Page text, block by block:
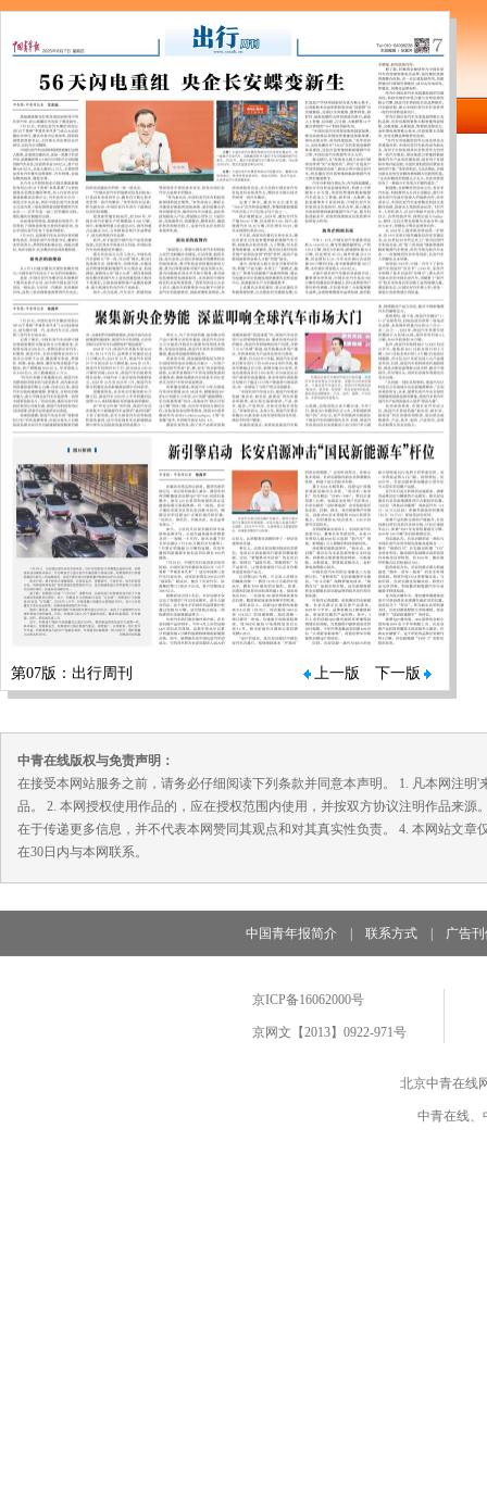
第07版：出行周刊 上一版 下一版
中青在线版权与免责声明：
在接受本网站服务之前，请务必仔细阅读下列条款并同意本声明。 1. 凡本网注
品。 2. 本网授权使用作品的，应在授权范围内使用，并按双方协议注明作品来
在于传递更多信息，并不代表本网赞同其观点和对其真实性负责。 4. 本网站文
在30日内与本网联系。
中国青年报简介 联系方式 广告刊
京ICP备16062000号
京网文【2013】0922-971号
北京中青在线
中青在线、